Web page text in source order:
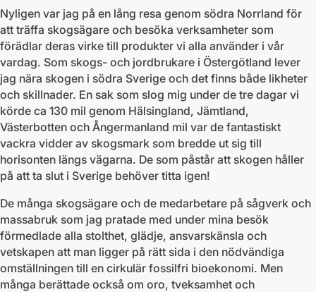
Nyligen var jag på en lång resa genom södra Norrland för
att träffa skogsägare och besöka verksamheter som
förädlar deras virke till produkter vi alla använder i vår
vardag. Som skogs- och jordbrukare i Östergötland lever
jag nära skogen i södra Sverige och det finns både likheter
och skillnader. En sak som slog mig under de tre dagar vi
körde ca 130 mil genom Hälsingland, Jämtland,
Västerbotten och Ångermanland mil var de fantastiskt
vackra vidder av skogsmark som bredde ut sig till
horisonten längs vägarna. De som påstår att skogen håller
på att ta slut i Sverige behöver titta igen!
De många skogsägare och de medarbetare på sågverk och
massabruk som jag pratade med under mina besök
förmedlade alla stolthet, glädje, ansvarskänsla och
vetskapen att man ligger på rätt sida i den nödvändiga
omställningen till en cirkulär fossilfri bioekonomi. Men
många berättade också om oro, tveksamhet och